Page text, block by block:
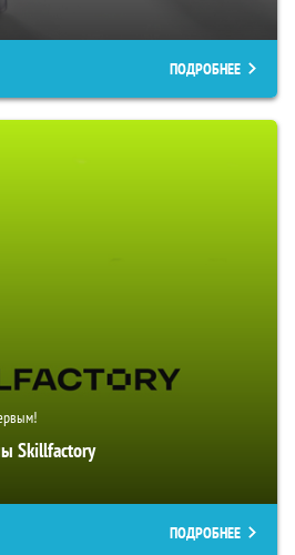
ПОДРОБНЕЕ
Skillfactory
ПОДРОБНЕЕ